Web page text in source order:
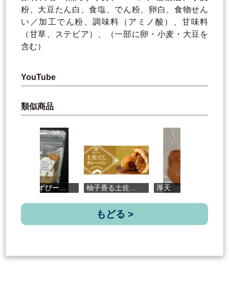
粉、大豆たん白、食塩、でん粉、卵白、食物せん
い／加工でん粉、調味料（アミノ酸）、甘味料
（甘草、ステビア）、（一部に卵・小麦・大豆を
含む）
YouTube
類似商品
しおゆずぴー... 柚子香る土佐... 厚天
もどる >